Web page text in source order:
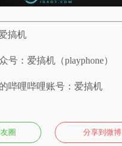
搞机
号：爱搞机（playphone）
哔哩哔哩账号：爱搞机
圈 分享到微博